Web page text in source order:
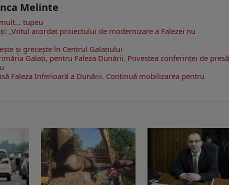
Melinte
tupeu
„Votul acordat proiectului de modernizare a Falezei nu
şi greceşte în Centrul Galaţiului
Galaţi, pentru Faleza Dunării. Povestea conferinţei de presă
Faleza Inferioară a Dunării. Continuă mobilizarea pentru